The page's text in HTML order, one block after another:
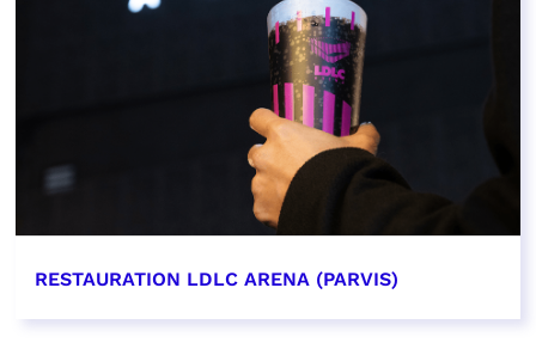
RESTAURATION LDLC ARENA (PARVIS)